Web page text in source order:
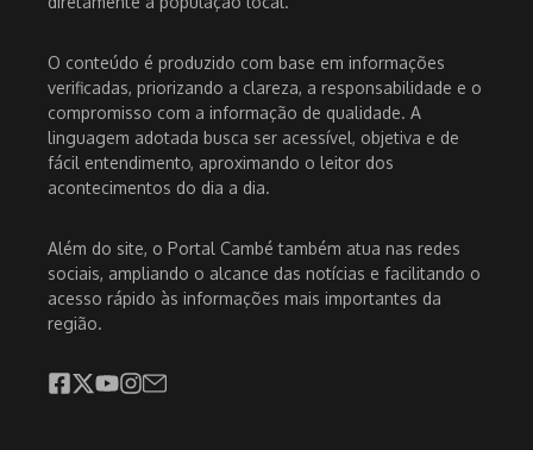
O conteúdo é produzido com base em informações
verificadas, priorizando a clareza, a responsabilidade e o
compromisso com a informação de qualidade. A
linguagem adotada busca ser acessível, objetiva e de
fácil entendimento, aproximando o leitor dos
acontecimentos do dia a dia.
Além do site, o Portal Cambé também atua nas redes
sociais, ampliando o alcance das notícias e facilitando o
acesso rápido às informações mais importantes da
região.